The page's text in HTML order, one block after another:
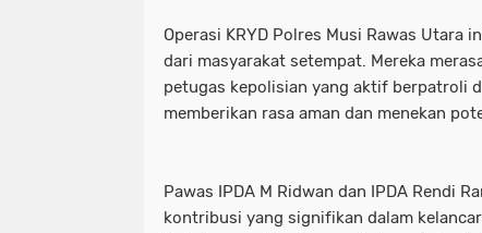
Operasi KRYD Polres Musi Rawas Utara
dari masyarakat setempat. Mereka
petugas kepolisian yang aktif berpatroli
memberikan rasa aman dan menekan
Pawas IPDA M Ridwan dan IPDA Rendi
kontribusi yang signifikan dalam